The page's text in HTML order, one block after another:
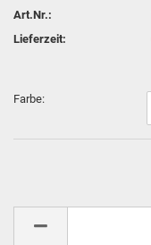
Art.Nr.:
Lieferzeit:
Farbe: